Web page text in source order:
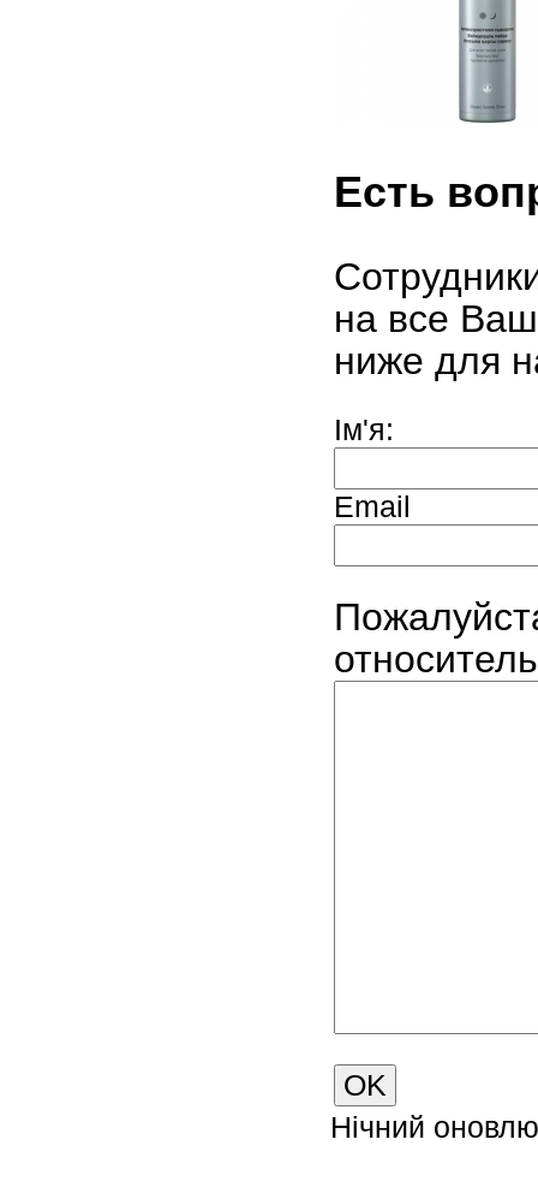
Есть
на все
ниже для
Ім'я:
Email
Нічний